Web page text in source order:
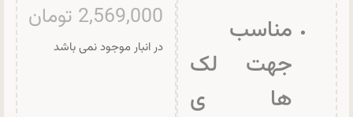
مناسب
جهت لک
ها ی
2,569,000 تومان
در انبار موجود نمی باشد